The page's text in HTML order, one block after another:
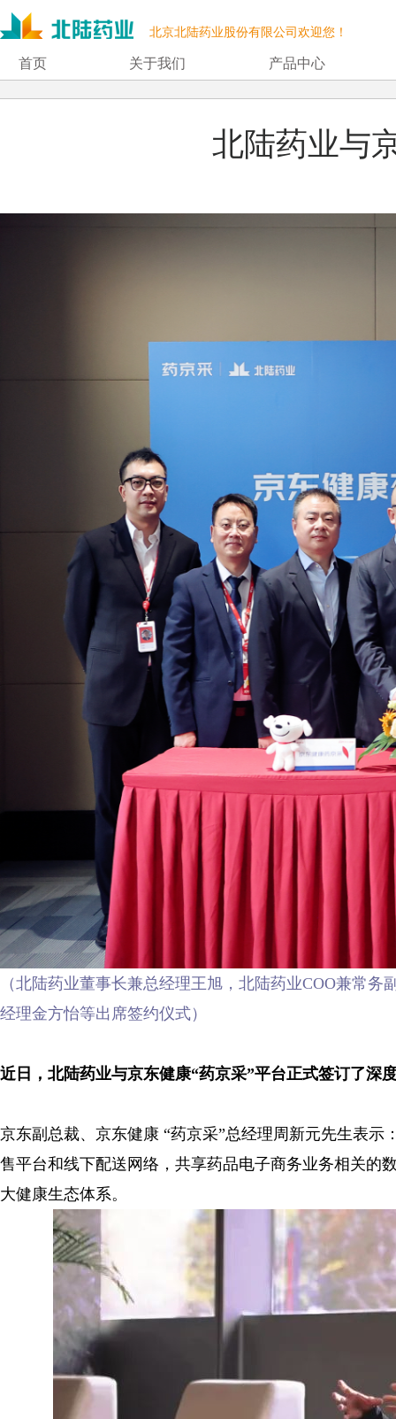
北京北陆药业股份有限公司欢迎您！
首页 关于我们 产品中心
北陆药业与
（北陆药业董事长兼总经理王旭，北陆药业COO兼常
经理金方怡等出席签约仪式）
近日，北陆药业与京东健康“药京采”平台正式签订了深
京东副总裁、京东健康 “药京采”总经理周新元先生表
售平台和线下配送网络，共享药品电子商务业务相关的
大健康生态体系。